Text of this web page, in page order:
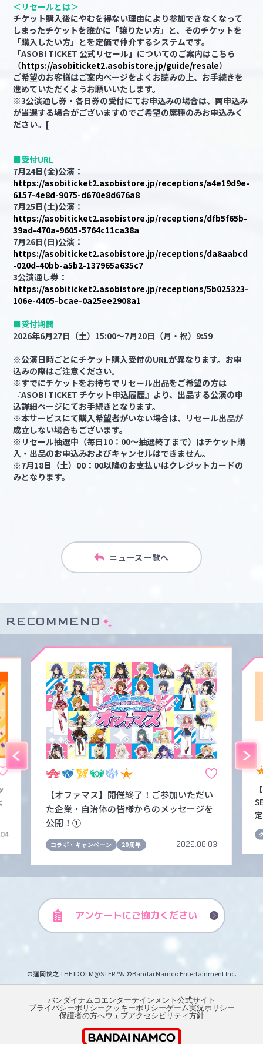
＜リセールとは＞
チケット購入後にやむを得ない理由により参加できなくなって
しまったチケットを誰かに「譲りたい方」と、そのチケットを
「購入したい方」とを定価で仲介するシステムです。
「ASOBI TICKET 公式リセール」についてのご案内はこちら
（https://asobiticket2.asobistore.jp/guide/resale）
ご希望のお客様はご案内ページをよくお読みの上、お手続きを
進めていただくようお願いいたします。
※3公演通し券・各日券の受付にてお申込みの場合は、両申込み
が当選する場合がございますのでご希望の席種のみお申込みく
ださい。[
■受付URL
7月24日(金)公演：
https://asobiticket2.asobistore.jp/receptions/a4e19d9e-
6157-4e8d-9075-d670e8d676a8
7月25日(土)公演：
https://asobiticket2.asobistore.jp/receptions/dfb5f65b-
39ad-470a-9605-5764c11ca38a
7月26日(日)公演：
https://asobiticket2.asobistore.jp/receptions/da8aabcd
-020d-40bb-a5b2-137965a635c7
3公演通し券：
https://asobiticket2.asobistore.jp/receptions/5b025323-
106e-4405-bcae-0a25ee2908a1
■受付期間
2026年6月27日（土）15:00～7月20日（月・祝）9:59
※公演日時ごとにチケット購入受付のURLが異なります。お申
込みの際はご注意ください。
※すでにチケットをお持ちでリセール出品をご希望の方は
『ASOBI TICKET チケット申込履歴』より、出品する公演の申
込詳細ページにてお手続きとなります。
※本サービスにて購入希望者がいない場合は、リセール出品が
成立しない場合もございます。
※リセール抽選中（毎日10：00～抽選終了まで）はチケット購
入・出品のお申込みおよびキャンセルはできません。
※7月18日（土）00：00以降のお支払いはクレジットカードの
みとなります。
ニュース一覧へ
RECOMMEND
【オファマス】開催終了！ご参加いただい
た企業・自治体の皆様からのメッセージを
公開！①
コラボ・キャンペーン 20周年 2026.08.03
アンケートにご協力ください
©窪岡俊之 THE IDOLM@STER™& ©Bandai Namco Entertainment Inc.
バンダイナムコエンターテインメント公式サイト
プライバシーポリシークッキーポリシーゲーム実況ポリシー
保護者の方へウェブアクセシビリティ方針